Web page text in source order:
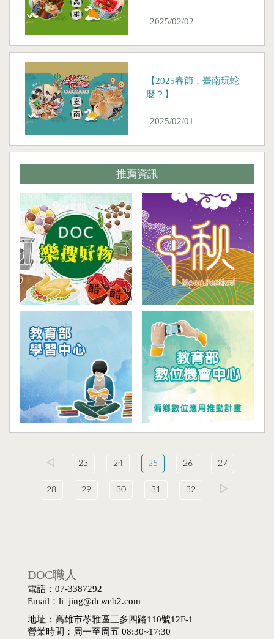
2025/02/02
【2025春節，臺南玩蛇
麼？】
2025/02/01
推薦資訊
23 24 25 26 27
28 29 30 31 32
DOC職人
電話：07-3387292
Email：li_jing@dcweb2.com
地址：高雄市苓雅區三多四路110號12F-1
營業時間：周一至周五 08:30~17:30